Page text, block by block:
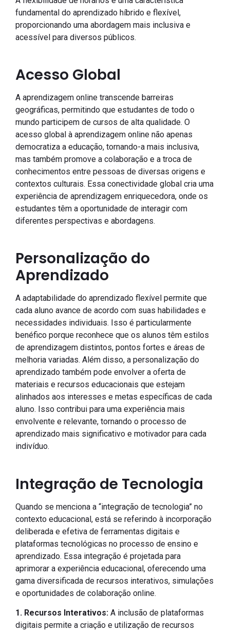
fundamental do aprendizado híbrido e flexível,
proporcionando uma abordagem mais inclusiva e
acessível para diversos públicos.
Acesso Global
A aprendizagem online transcende barreiras
geográficas, permitindo que estudantes de todo o
mundo participem de cursos de alta qualidade. O
acesso global à aprendizagem online não apenas
democratiza a educação, tornando-a mais inclusiva,
mas também promove a colaboração e a troca de
conhecimentos entre pessoas de diversas origens e
contextos culturais. Essa conectividade global cria uma
experiência de aprendizagem enriquecedora, onde os
estudantes têm a oportunidade de interagir com
diferentes perspectivas e abordagens.
Personalização do
Aprendizado
A adaptabilidade do aprendizado flexível permite que
cada aluno avance de acordo com suas habilidades e
necessidades individuais. Isso é particularmente
benéfico porque reconhece que os alunos têm estilos
de aprendizagem distintos, pontos fortes e áreas de
melhoria variadas. Além disso, a personalização do
aprendizado também pode envolver a oferta de
materiais e recursos educacionais que estejam
alinhados aos interesses e metas específicas de cada
aluno. Isso contribui para uma experiência mais
envolvente e relevante, tornando o processo de
aprendizado mais significativo e motivador para cada
indivíduo.
Integração de Tecnologia
Quando se menciona a “integração de tecnologia” no
contexto educacional, está se referindo à incorporação
deliberada e efetiva de ferramentas digitais e
plataformas tecnológicas no processo de ensino e
aprendizado. Essa integração é projetada para
aprimorar a experiência educacional, oferecendo uma
gama diversificada de recursos interativos, simulações
e oportunidades de colaboração online.
1. Recursos Interativos: A inclusão de plataformas
digitais permite a criação e utilização de recursos